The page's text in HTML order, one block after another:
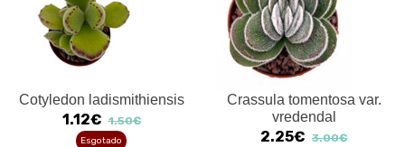
Cotyledon ladismithiensis
1.12€ 1.50€
Esgotado
Crassula tomentosa var.
vredendal
2.25€ 3.00€